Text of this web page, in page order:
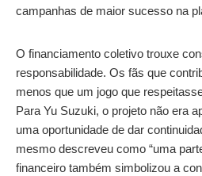
campanhas de maior sucesso na
O financiamento coletivo trouxe
responsabilidade. Os fãs que
menos que um jogo que
Para Yu Suzuki, o projeto não era
uma oportunidade de dar
mesmo descreveu como “uma
financeiro também simbolizou a